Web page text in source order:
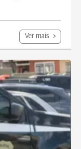
Ver mais